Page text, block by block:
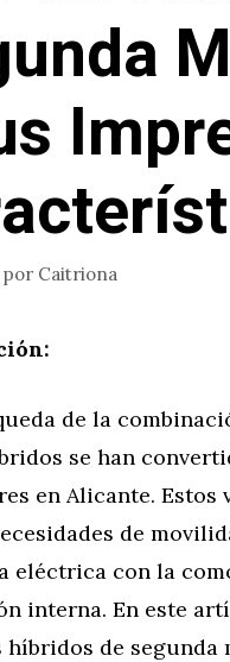
por Caitriona
de la
se han
en Alicante.
de
eléctrica con la
interna. En este
híbridos de